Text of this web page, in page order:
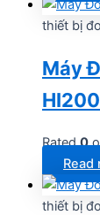
thiết bị
Máy
Rated0
Read
thiết bị